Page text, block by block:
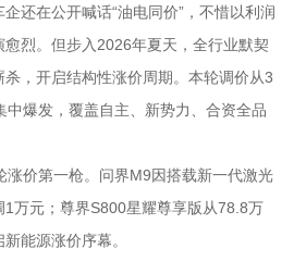
还在公开喊话“油电同价”，不惜以利润
烈。但步入2026年夏天，全行业默契
，开启结构性涨价周期。本轮调价从3
中爆发，覆盖自主、新势力、合资全品
涨价第一枪。问界M9因搭载新一代激光
万元；尊界S800星耀尊享版从78.8万
能源涨价序幕。